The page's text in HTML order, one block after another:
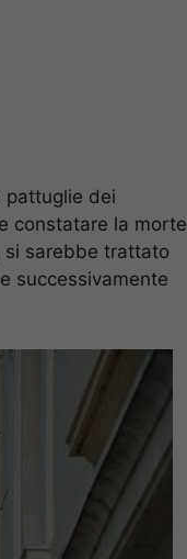
pattuglie dei
constatare la morte
si sarebbe trattato
successivamente